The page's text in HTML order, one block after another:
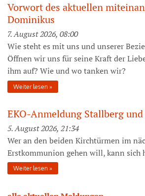
Vorwort des aktuellen
Dominikus
7. August 2026, 08:00
Wie steht es mit uns und unserer
Öffnen wir uns für seine Kraft der
ihm auf? Wie und wo tanken wir?
Weiter lesen
EKO-Anmeldung Stallberg
5. August 2026, 21:34
Wer an den beiden Kirchtürmen im
Erstkommunion gehen will, kann sich
Weiter lesen